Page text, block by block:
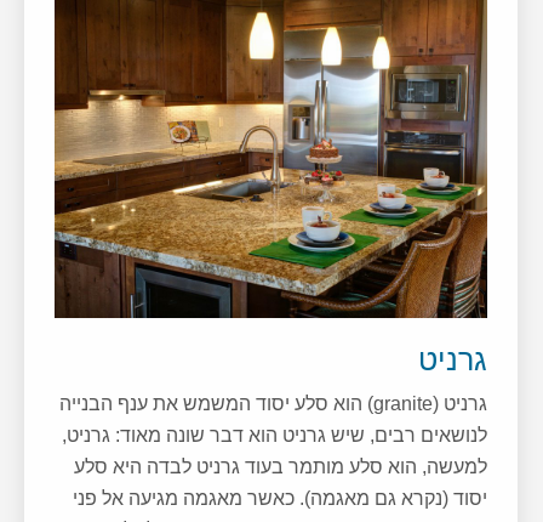
גרניט
גרניט (granite) הוא סלע יסוד המשמש את ענף הבנייה
לנושאים רבים, שיש גרניט הוא דבר שונה מאוד: גרניט,
למעשה, הוא סלע מותמר בעוד גרניט לבדה היא סלע
יסוד (נקרא גם מאגמה). כאשר מאגמה מגיעה אל פני